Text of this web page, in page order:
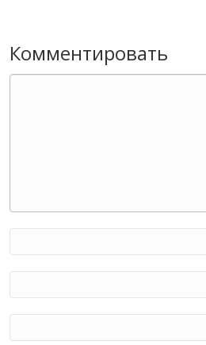
Комментировать